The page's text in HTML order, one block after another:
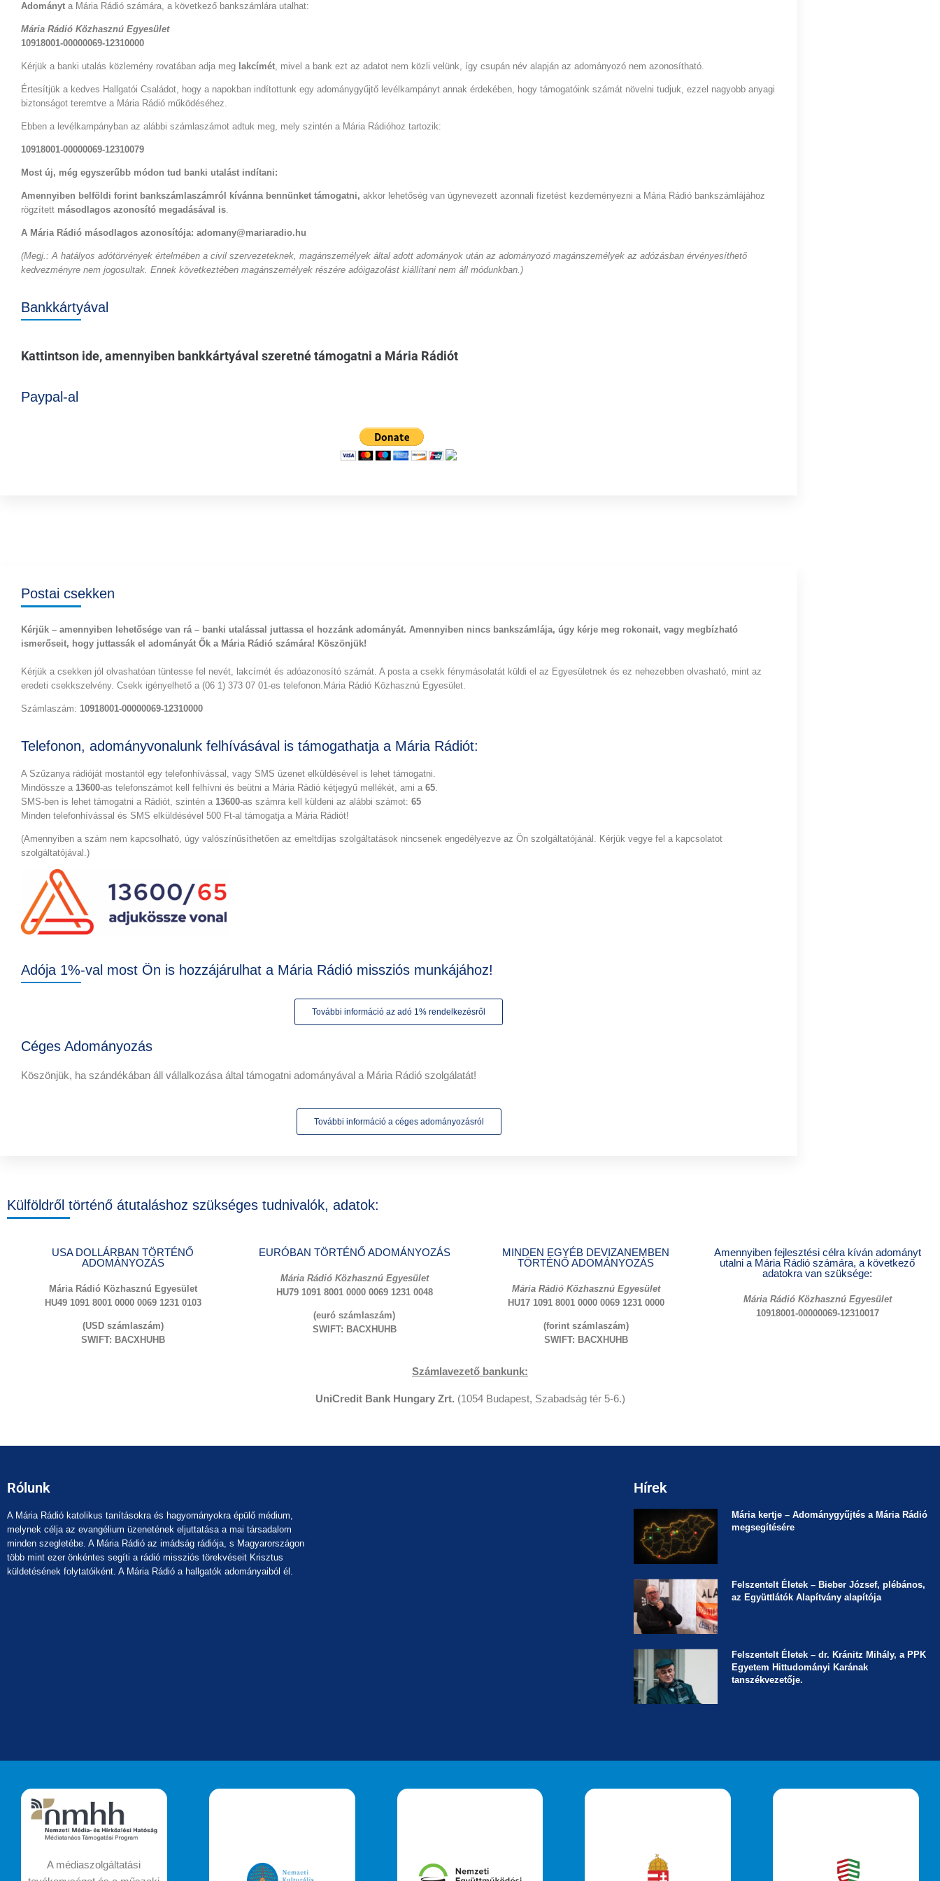
Adományt a Mária Rádió számára, a következő bankszámlára utalhat:
Mária Rádió Közhasznú Egyesület
10918001-00000069-12310000
Kérjük a banki utalás közlemény rovatában adja meg lakcímét , mivel a bank ezt az adatot nem közli velünk, így csupán név alapján az adományozó nem azonosítható.
Értesítjük a kedves Hallgatói Családot, hogy a napokban indítottunk egy adománygyűjtő levélkampányt annak érdekében, hogy támogatóink számát növelni tudjuk, ezzel nagyobb anyagi
biztonságot teremtve a Mária Rádió működéséhez.
Ebben a levélkampányban az alábbi számlaszámot adtuk meg, mely szintén a Mária Rádióhoz tartozik:
10918001-00000069-12310079
Most új, még egyszerűbb módon tud banki utalást indítani:
Amennyiben belföldi forint bankszámlaszámról kívánna bennünket támogatni, akkor lehetőség van úgynevezett azonnali fizetést kezdeményezni a Mária Rádió bankszámlájához
rögzített másodlagos azonosító megadásával is
A Mária Rádió másodlagos azonosítója: adomany@mariaradio.hu
(Megj.: A hatályos adótörvények értelmében a civil szervezeteknek, magánszemélyek által adott adományok után az adományozó magánszemélyek az adózásban érvényesíthető
kedvezményre nem jogosultak. Ennek következtében magánszemélyek részére adóigazolást kiállítani nem áll módunkban.)
Bankkártyával
Kattintson ide, amennyiben bankkártyával szeretné támogatni a Mária Rádiót
Paypal-al
Postai csekken
Kérjük – amennyiben lehetősége van rá – banki utalással juttassa el hozzánk adományát. Amennyiben nincs bankszámlája, úgy kérje meg rokonait, vagy megbízható
ismerőseit, hogy juttassák el adományát Ők a Mária Rádió számára! Köszönjük!
Kérjük a csekken jól olvashatóan tüntesse fel nevét, lakcímét és adóazonosító számát. A posta a csekk fénymásolatát küldi el az Egyesületnek és ez nehezebben olvasható, mint az
eredeti csekkszelvény. Csekk igényelhető a (06 1) 373 07 01-es telefonon.Mária Rádió Közhasznú Egyesület.
Számlaszám: 10918001-00000069-12310000
Telefonon, adományvonalunk felhívásával is támogathatja a Mária Rádiót:
A Szűzanya rádióját mostantól egy telefonhívással, vagy SMS üzenet elküldésével is lehet támogatni.
Mindössze a 13600-as telefonszámot kell felhívni és beütni a Mária Rádió kétjegyű mellékét, ami a 65
SMS-ben is lehet támogatni a Rádiót, szintén a 13600-as számra kell küldeni az alábbi számot: 65
Minden telefonhívással és SMS elküldésével 500 Ft-al támogatja a Mária Rádiót!
(Amennyiben a szám nem kapcsolható, úgy valószínűsíthetően az emeltdíjas szolgáltatások nincsenek engedélyezve az Ön szolgáltatójánál. Kérjük vegye fel a kapcsolatot
szolgáltatójával.)
Adója 1%-val most Ön is hozzájárulhat a Mária Rádió missziós munkájához!
További információ az adó 1% rendelkezésről
Céges Adományozás
Köszönjük, ha szándékában áll vállalkozása által támogatni adományával a Mária Rádió szolgálatát!
További információ a céges adományozásról
Külföldről történő átutaláshoz szükséges tudnivalók, adatok:
USA DOLLÁRBAN TÖRTÉNŐ
ADOMÁNYOZÁS
Mária Rádió Közhasznú Egyesület
HU49 1091 8001 0000 0069 1231 0103
(USD számlaszám)
SWIFT: BACXHUHB
EURÓBAN TÖRTÉNŐ ADOMÁNYOZÁS
Mária Rádió Közhasznú Egyesület
HU79 1091 8001 0000 0069 1231 0048
(euró számlaszám)
SWIFT: BACXHUHB
MINDEN EGYÉB DEVIZANEMBEN
TÖRTÉNŐ ADOMÁNYOZÁS
Mária Rádió Közhasznú Egyesület
HU17 1091 8001 0000 0069 1231 0000
(forint számlaszám)
SWIFT: BACXHUHB
Amennyiben fejlesztési célra kíván adományt
utalni a Mária Rádió számára, a következő
adatokra van szüksége:
Mária Rádió Közhasznú Egyesület
10918001-00000069-12310017
Számlavezető bankunk:
UniCredit Bank Hungary Zrt. (1054 Budapest, Szabadság tér 5-6.)
Rólunk
A Mária Rádió katolikus tanításokra és hagyományokra épülő médium,
melynek célja az evangélium üzenetének eljuttatása a mai társadalom
minden szegletébe. A Mária Rádió az imádság rádiója, s Magyarországon
több mint ezer önkéntes segíti a rádió missziós törekvéseit Krisztus
küldetésének folytatóiként. A Mária Rádió a hallgatók adományaiból él.
Hírek
Mária kertje – Adománygyűjtés a Mária Rádió
megsegítésére
Felszentelt Életek ­– Bieber József, plébános,
az Együttlátók Alapítvány alapítója
Felszentelt Életek ­– dr. Kránitz Mihály, a PPK
Egyetem Hittudományi Karának
tanszékvezetője.
A médiaszolgáltatási